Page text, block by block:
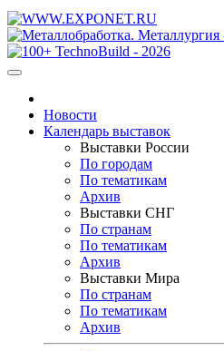
Новости
Календарь выставок
Выставки России
По городам
По тематикам
Архив
Выставки СНГ
По странам
По тематикам
Архив
Выставки Мира
По странам
По тематикам
Архив